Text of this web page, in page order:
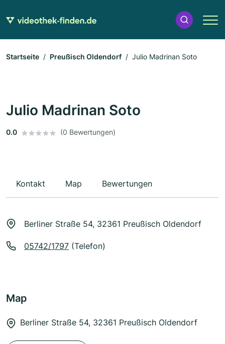
Startseite Preußisch Oldendorf Julio Madrinan Soto
Julio Madrinan Soto
0.0 (0 Bewertungen)
Kontakt Map Bewertungen
Berliner Straße 54, 32361 Preußisch Oldendorf
05742/1797 (Telefon)
Map
Berliner Straße 54, 32361 Preußisch Oldendorf